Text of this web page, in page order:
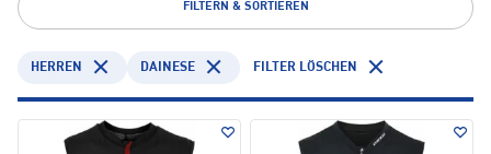
FILTERN & SORTIEREN
HERREN DAINESE FILTER LÖSCHEN